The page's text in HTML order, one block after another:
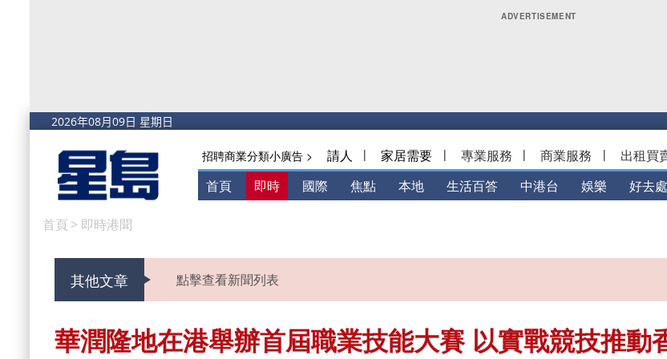
招聘商業分類小廣告 > 請人 | 家居需要 | 專業服務 | 商業服務 | 出租買
首頁 即時 國際 焦點 本地 生活百答 中港台 娛樂 好去處
首頁 > 即時港聞
其他文章 點擊查看新聞列表
華潤隆地在港舉辦首屆職業技能大賽 以實戰競技推動